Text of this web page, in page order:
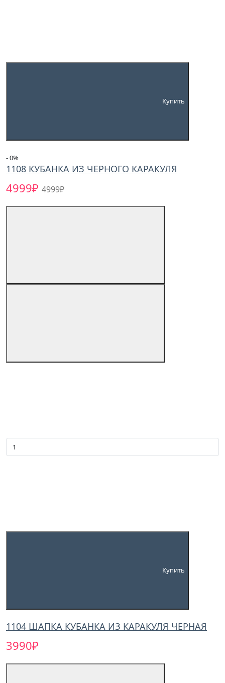
Купить
- 0%
1108 КУБАНКА ИЗ ЧЕРНОГО КАРАКУЛЯ
4999₽ 4999₽
Купить
1104 ШАПКА КУБАНКА ИЗ КАРАКУЛЯ ЧЕРНАЯ
3990₽